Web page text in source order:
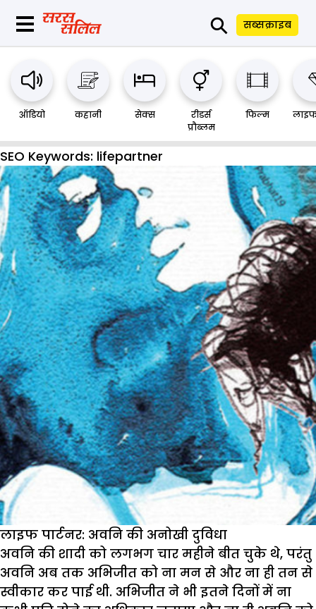
⚲ सब्सक्राइब
ऑडियो कहानी सेक्स
रीडर्स
प्रौब्लम
फिल्म
SEO Keywords: lifepartner
लाइफ पार्टनर: अवनि की अनोखी दुविधा
अवनि की शादी को लगभग चार महीने बीत चुके थे, परंतु
अवनि अब तक अभिजीत को ना मन से और ना ही‌ तन‌ से‌
स्वीकार कर पाई थी. अभिजीत ने भी इतने दिनों में ना